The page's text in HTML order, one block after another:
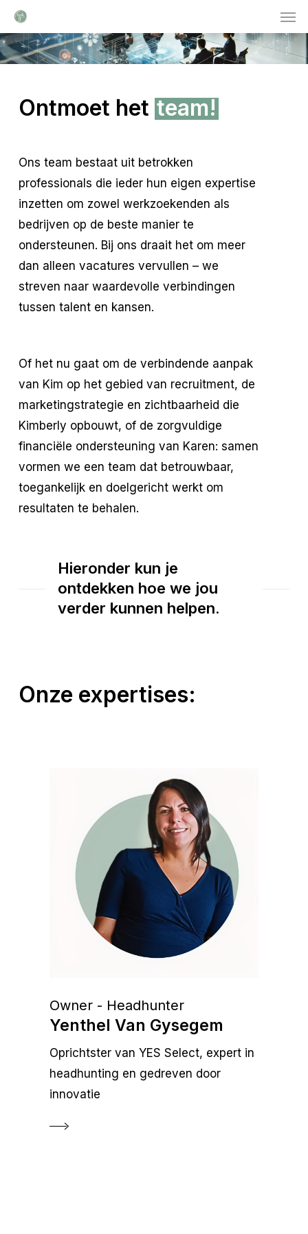
Skip
to
main
Ontmoet het team!
Ons team bestaat uit betrokken
professionals die ieder hun eigen expertise
inzetten om zowel werkzoekenden als
bedrijven op de beste manier te
ondersteunen. Bij ons draait het om meer
dan alleen vacatures vervullen – we
streven naar waardevolle verbindingen
tussen talent en kansen.
Of het nu gaat om de verbindende aanpak
van Kim op het gebied van recruitment, de
marketingstrategie en zichtbaarheid die
Kimberly opbouwt, of de zorgvuldige
financiële ondersteuning van Karen: samen
vormen we een team dat betrouwbaar,
toegankelijk en doelgericht werkt om
resultaten te behalen.
Hieronder kun je
ontdekken hoe we jou
verder kunnen helpen.
Onze expertises:
Owner - Headhunter
Yenthel Van Gysegem
Oprichtster van YES Select, expert in
headhunting en gedreven door
innovatie